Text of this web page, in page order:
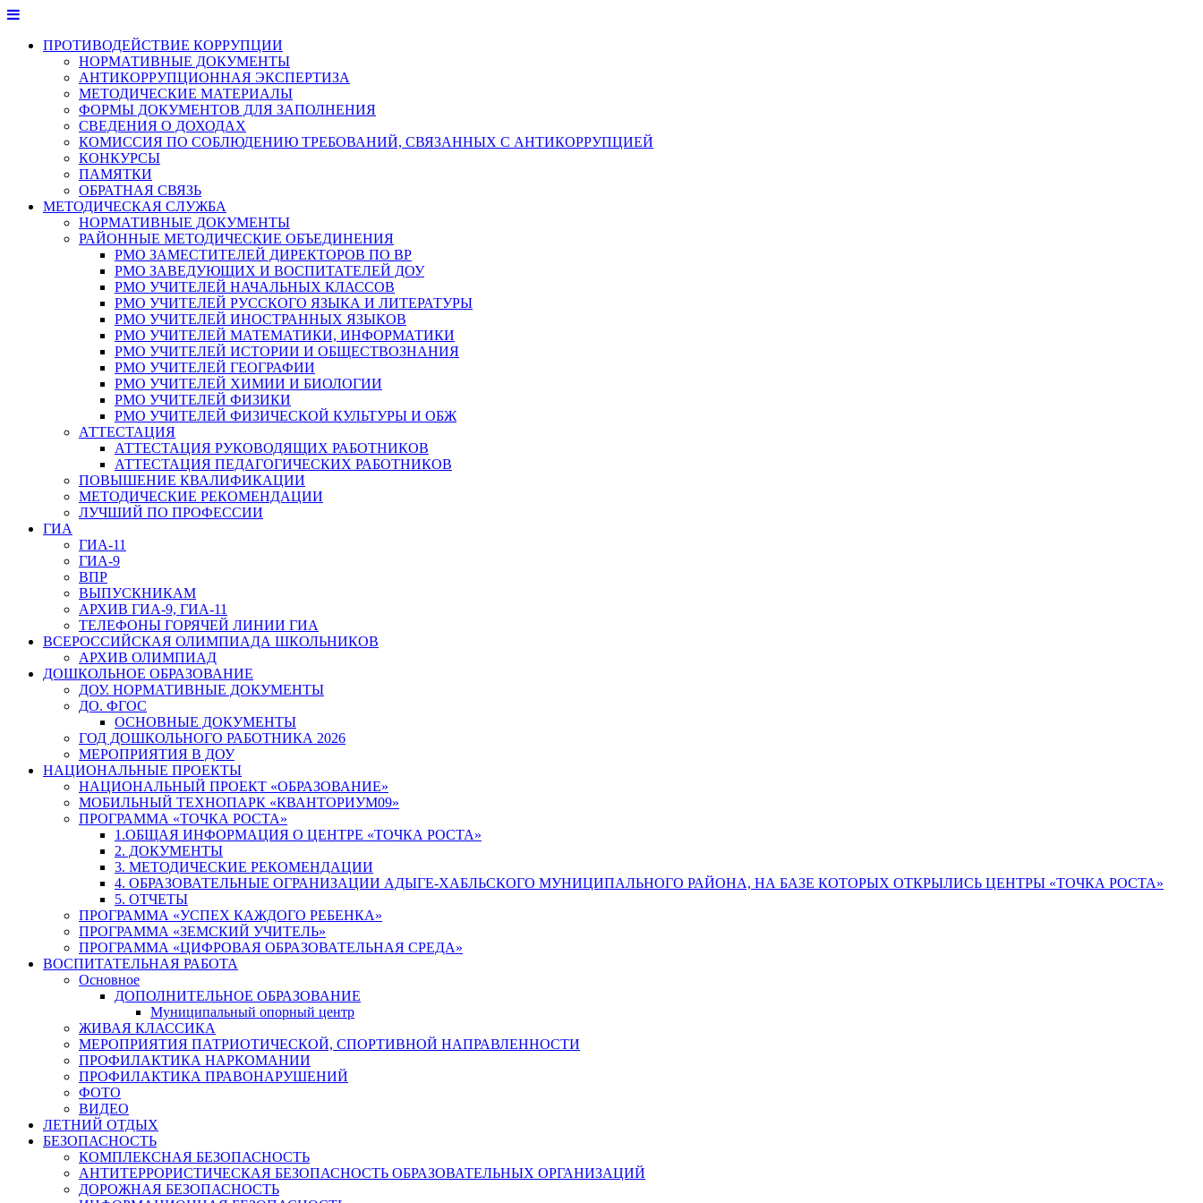
Перейти
содержимому
ПРОТИВОДЕЙСТВИЕ КОРРУПЦИИ
НОРМАТИВНЫЕ ДОКУМЕНТЫ
АНТИКОРРУПЦИОННАЯ ЭКСПЕРТИЗА
МЕТОДИЧЕСКИЕ МАТЕРИАЛЫ
ФОРМЫ ДОКУМЕНТОВ ДЛЯ ЗАПОЛНЕНИЯ
СВЕДЕНИЯ О ДОХОДАХ
КОМИССИЯ ПО СОБЛЮДЕНИЮ ТРЕБОВАНИЙ, СВЯЗАННЫХ С АНТИКОРРУПЦИЕЙ
КОНКУРСЫ
ПАМЯТКИ
ОБРАТНАЯ СВЯЗЬ
МЕТОДИЧЕСКАЯ СЛУЖБА
НОРМАТИВНЫЕ ДОКУМЕНТЫ
РАЙОННЫЕ МЕТОДИЧЕСКИЕ ОБЪЕДИНЕНИЯ
РМО ЗАМЕСТИТЕЛЕЙ ДИРЕКТОРОВ ПО ВР
РМО ЗАВЕДУЮЩИХ И ВОСПИТАТЕЛЕЙ ДОУ
РМО УЧИТЕЛЕЙ НАЧАЛЬНЫХ КЛАССОВ
РМО УЧИТЕЛЕЙ РУССКОГО ЯЗЫКА И ЛИТЕРАТУРЫ
РМО УЧИТЕЛЕЙ ИНОСТРАННЫХ ЯЗЫКОВ
РМО УЧИТЕЛЕЙ МАТЕМАТИКИ, ИНФОРМАТИКИ
РМО УЧИТЕЛЕЙ ИСТОРИИ И ОБЩЕСТВОЗНАНИЯ
РМО УЧИТЕЛЕЙ ГЕОГРАФИИ
РМО УЧИТЕЛЕЙ ХИМИИ И БИОЛОГИИ
РМО УЧИТЕЛЕЙ ФИЗИКИ
РМО УЧИТЕЛЕЙ ФИЗИЧЕСКОЙ КУЛЬТУРЫ И ОБЖ
АТТЕСТАЦИЯ
АТТЕСТАЦИЯ РУКОВОДЯЩИХ РАБОТНИКОВ
АТТЕСТАЦИЯ ПЕДАГОГИЧЕСКИХ РАБОТНИКОВ
ПОВЫШЕНИЕ КВАЛИФИКАЦИИ
МЕТОДИЧЕСКИЕ РЕКОМЕНДАЦИИ
ЛУЧШИЙ ПО ПРОФЕССИИ
ГИА
ГИА-11
ГИА-9
ВПР
ВЫПУСКНИКАМ
АРХИВ ГИА-9, ГИА-11
ТЕЛЕФОНЫ ГОРЯЧЕЙ ЛИНИИ ГИА
ВСЕРОССИЙСКАЯ ОЛИМПИАДА ШКОЛЬНИКОВ
АРХИВ ОЛИМПИАД
ДОШКОЛЬНОЕ ОБРАЗОВАНИЕ
ДОУ. НОРМАТИВНЫЕ ДОКУМЕНТЫ
ДО. ФГОС
ОСНОВНЫЕ ДОКУМЕНТЫ
ГОД ДОШКОЛЬНОГО РАБОТНИКА 2026
МЕРОПРИЯТИЯ В ДОУ
НАЦИОНАЛЬНЫЕ ПРОЕКТЫ
НАЦИОНАЛЬНЫЙ ПРОЕКТ «ОБРАЗОВАНИЕ»
МОБИЛЬНЫЙ ТЕХНОПАРК «КВАНТОРИУМ09»
ПРОГРАММА «ТОЧКА РОСТА»
1.ОБЩАЯ ИНФОРМАЦИЯ О ЦЕНТРЕ «ТОЧКА РОСТА»
2. ДОКУМЕНТЫ
3. МЕТОДИЧЕСКИЕ РЕКОМЕНДАЦИИ
4. ОБРАЗОВАТЕЛЬНЫЕ ОГРАНИЗАЦИИ АДЫГЕ-ХАБЛЬСКОГО МУНИЦИПАЛЬНОГО РАЙОНА, НА БАЗЕ КОТОРЫХ ОТКРЫЛИСЬ ЦЕНТРЫ «ТОЧКА РОСТА»
5. ОТЧЕТЫ
ПРОГРАММА «УСПЕХ КАЖДОГО РЕБЕНКА»
ПРОГРАММА «ЗЕМСКИЙ УЧИТЕЛЬ»
ПРОГРАММА «ЦИФРОВАЯ ОБРАЗОВАТЕЛЬНАЯ СРЕДА»
ВОСПИТАТЕЛЬНАЯ РАБОТА
Основное
ДОПОЛНИТЕЛЬНОЕ ОБРАЗОВАНИЕ
Муниципальный опорный центр
ЖИВАЯ КЛАССИКА
МЕРОПРИЯТИЯ ПАТРИОТИЧЕСКОЙ, СПОРТИВНОЙ НАПРАВЛЕННОСТИ
ПРОФИЛАКТИКА НАРКОМАНИИ
ПРОФИЛАКТИКА ПРАВОНАРУШЕНИЙ
ФОТО
ВИДЕО
ЛЕТНИЙ ОТДЫХ
БЕЗОПАСНОСТЬ
КОМПЛЕКСНАЯ БЕЗОПАСНОСТЬ
АНТИТЕРРОРИСТИЧЕСКАЯ БЕЗОПАСНОСТЬ ОБРАЗОВАТЕЛЬНЫХ ОРГАНИЗАЦИЙ
ДОРОЖНАЯ БЕЗОПАСНОСТЬ